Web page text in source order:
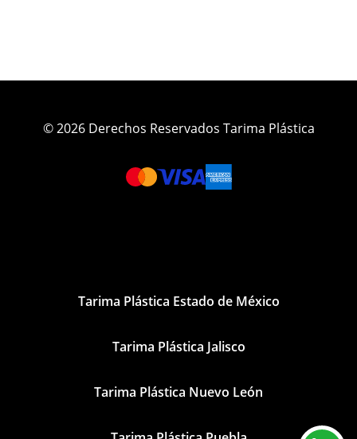
© 2026 Derechos Reservados Tarima Plástica
Tarima Plástica Estado de México
Tarima Plástica Jalisco
Tarima Plástica Nuevo León